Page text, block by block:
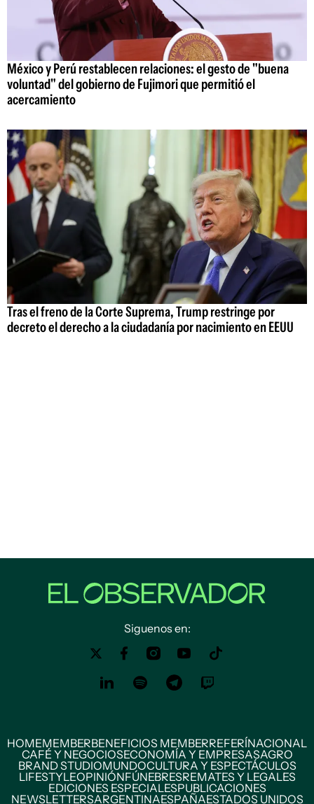
México y Perú restablecen relaciones: el gesto de "buena
voluntad" del gobierno de Fujimori que permitió el
acercamiento
Tras el freno de la Corte Suprema, Trump restringe por
decreto el derecho a la ciudadanía por nacimiento en EEUU
Siguenos en:
HOMEMEMBERBENEFICIOS MEMBERREFERÍNACIONAL
CAFÉ Y NEGOCIOSECONOMÍA Y EMPRESASAGRO
BRAND STUDIOMUNDOCULTURA Y ESPECTÁCULOS
LIFESTYLEOPINIÓNFÚNEBRESREMATES Y LEGALES
EDICIONES ESPECIALESPUBLICACIONES
NEWSLETTERSARGENTINAESPAÑAESTADOS UNIDOS